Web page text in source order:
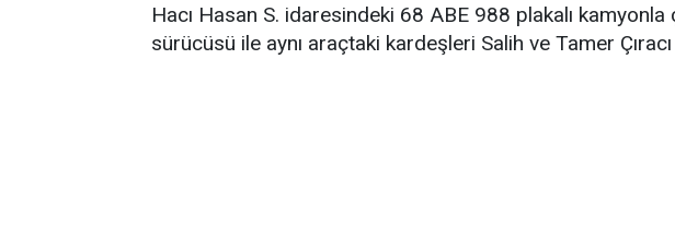
Hacı Hasan S. idaresindeki 68 ABE 988 plakalı kamyonla
sürücüsü ile aynı araçtaki kardeşleri Salih ve Tamer